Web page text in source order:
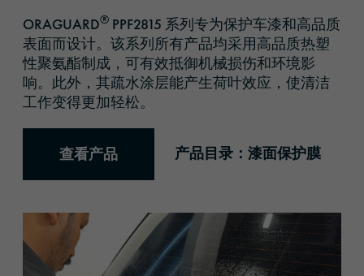
ORAGUARD® PPF2815 系列专为保护车漆和高品质
表面而设计。该系列所有产品均采用高品质热塑
性聚氨酯制成，可有效抵御机械损伤和环境影
响。此外，其疏水涂层能产生荷叶效应，使清洁
工作变得更加轻松。
查看产品 产品目录：漆面保护膜